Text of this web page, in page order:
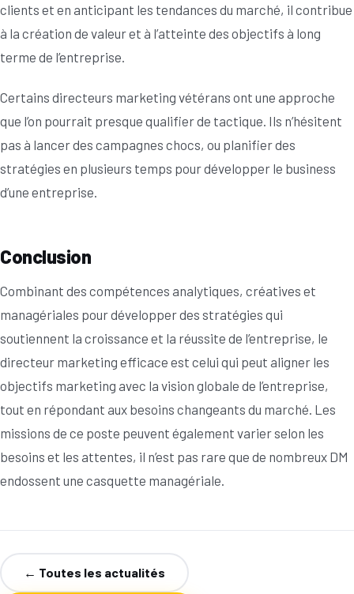
clients et en anticipant les tendances du marché, il contribue
à la création de valeur et à l’atteinte des objectifs à long
terme de l’entreprise.
Certains directeurs marketing vétérans ont une approche
que l’on pourrait presque qualifier de tactique. Ils n’hésitent
pas à lancer des campagnes chocs, ou planifier des
stratégies en plusieurs temps pour développer le business
d’une entreprise.
Conclusion
Combinant des compétences analytiques, créatives et
managériales pour développer des stratégies qui
soutiennent la croissance et la réussite de l’entreprise, le
directeur marketing efficace est celui qui peut aligner les
objectifs marketing avec la vision globale de l’entreprise,
tout en répondant aux besoins changeants du marché. Les
missions de ce poste peuvent également varier selon les
besoins et les attentes, il n’est pas rare que de nombreux DM
endossent une casquette managériale.
← Toutes les actualités